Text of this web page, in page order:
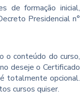
de formação inicial,
Presidencial n°
o conteúdo do curso,
deseje o Certificado
totalmente opcional.
cursos quiser.